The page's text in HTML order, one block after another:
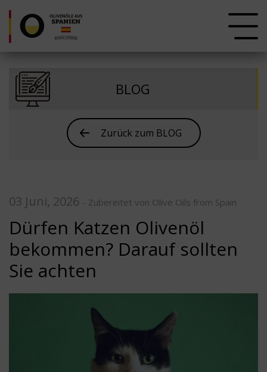
BLOG
Zurück zum BLOG
03 Juni, 2026 - Zubereitet von Olive Oils from Spain
Dürfen Katzen Olivenöl
bekommen? Darauf sollten
Sie achten